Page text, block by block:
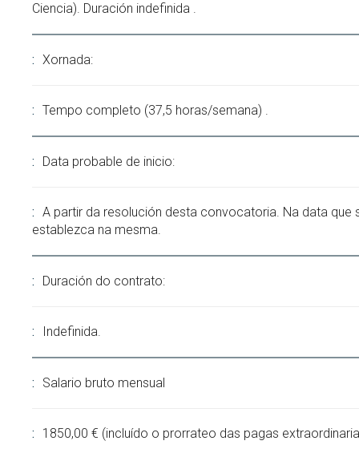
Ciencia). Duración indefinida .
Xornada:
Tempo completo (37,5 horas/semana) .
Data probable de inicio:
A partir da resolución desta convocatoria. Na data que
establezca na mesma.
Duración do contrato:
Indefinida.
Salario bruto mensual
1850,00 € (incluído o prorrateo das pagas